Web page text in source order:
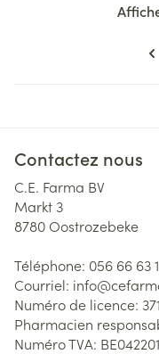
Contactez nous
C.E. Farma BV
Markt 3
8780Oostrozebeke
Téléphone: 056 66 63
Courriel: info@
Numéro de licence:
Pharmacien
Numéro TVA: